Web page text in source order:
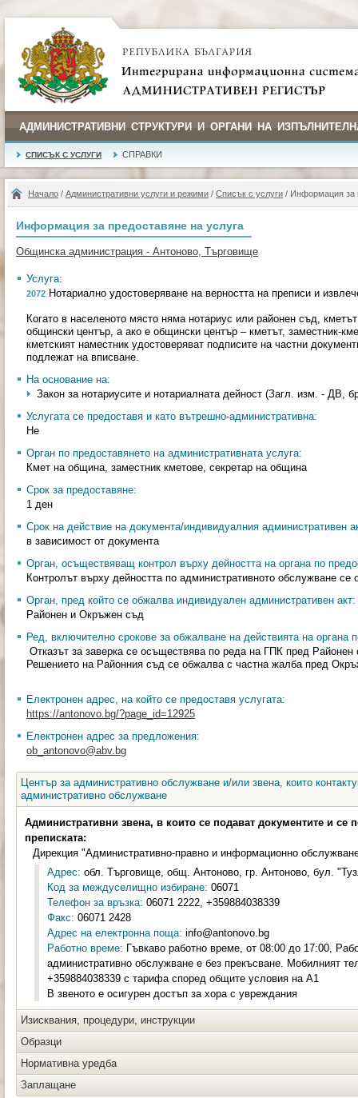
АДМИНИСТРАТИВНИ СТРУКТУРИ И ОРГАНИ НА
СПИСЪК С УСЛУГИ СПРАВКИ
Начало / Административни услуги и режими / Списък с услуги / Информация за
Информация за предоставяне на услуга
Общинска администрация - Антоново, Търговище
Услуга:
2072 Нотариално удостоверяване на верността на преписи и
Когато в населеното място няма нотариус или районен съд,
общински център, а ако е общински център – кметът, заместник-
кметският наместник удостоверяват подписите на частни
подлежат на вписване.
На основание на:
Закон за нотариусите и нотариалната дейност (Загл. изм. - ДВ,
Услугата се предоставя и като вътрешно-административна:
Не
Орган по предоставянето на административната услуга:
Кмет на община, заместник кметове, секретар на община
Срок за предоставяне:
1 ден
Срок на действие на документа/индивидуалния административен
в зависимост от документа
Орган, осъществяващ контрол върху дейността на органа по
Контролът върху дейността по административното обслужване
Орган, пред който се обжалва индивидуален административен акт:
Районен и Окръжен съд
Ред, включително срокове за обжалване на действията на органа
Отказът за заверка се осъществява по реда на ГПК пред Районен
Решението на Районния съд се обжалва с частна жалба пред
Електронен адрес, на който се предоставя услугата:
https://antonovo.bg/?page_id=12925
Електронен адрес за предложения:
ob_antonovo@abv.bg
Център за административно обслужване и/или звена, които
административно обслужване
Административни звена, в които се подават документите и се
преписката:
Дирекция "Административно-правно и информационно
Адрес: обл. Търговище, общ. Антоново, гр. Антоново, бул.
Код за междуселищно избиране: 06071
Телефон за връзка: 06071 2222, +359884038339
Факс: 06071 2428
Адрес на електронна поща: info@antonovo.bg
Работно време: Гъвкаво работно време, от 08:00 до 17:00,
административно обслужване е без прекъсване. Мобилният
+359884038339 с тарифа според общите условия на А1
В звеното е осигурен достъп за хора с увреждания
Изисквания, процедури, инструкции
Образци
Нормативна уредба
Заплащане